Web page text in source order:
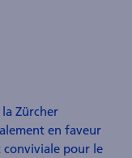
Zürcher
en faveur
pour le